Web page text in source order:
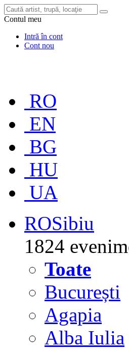
Contul meu
Intră în cont
Cont nou
RO
EN
BG
HU
UA
ROSibiu
1824
Toate
București
Agapia
Alba Iulia